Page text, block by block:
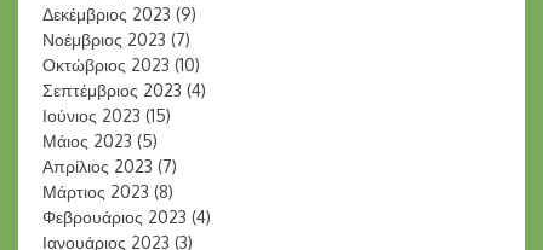
Δεκέμβριος 2023 (9)
Νοέμβριος 2023 (7)
Οκτώβριος 2023 (10)
Σεπτέμβριος 2023 (4)
Ιούνιος 2023 (15)
Μάιος 2023 (5)
Απρίλιος 2023 (7)
Μάρτιος 2023 (8)
Φεβρουάριος 2023 (4)
Ιανουάριος 2023 (3)